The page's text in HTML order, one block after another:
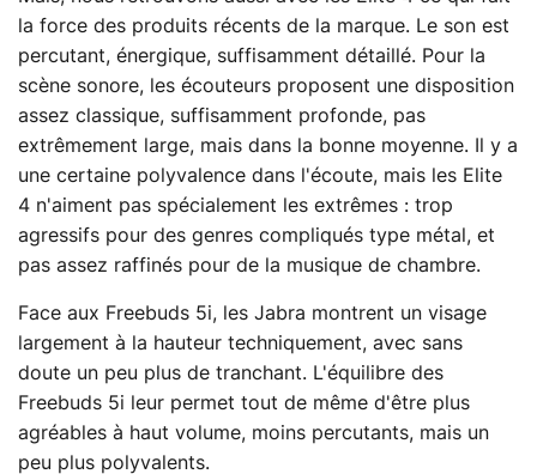
la force des produits récents de la marque. Le son est
percutant, énergique, suffisamment détaillé. Pour la
scène sonore, les écouteurs proposent une disposition
assez classique, suffisamment profonde, pas
extrêmement large, mais dans la bonne moyenne. Il y a
une certaine polyvalence dans l'écoute, mais les Elite
4 n'aiment pas spécialement les extrêmes : trop
agressifs pour des genres compliqués type métal, et
pas assez raffinés pour de la musique de chambre.
Face aux Freebuds 5i, les Jabra montrent un visage
largement à la hauteur techniquement, avec sans
doute un peu plus de tranchant. L'équilibre des
Freebuds 5i leur permet tout de même d'être plus
agréables à haut volume, moins percutants, mais un
peu plus polyvalents.